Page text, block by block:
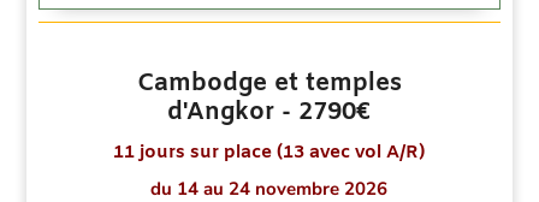
Cambodge et temples
d'Angkor - 2790€
11 jours sur place (13 avec vol A/R)
du 14 au 24 novembre 2026